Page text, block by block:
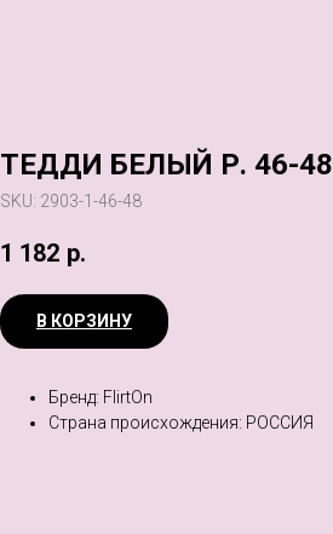
ТЕДДИ БЕЛЫЙ Р. 46-48
SKU: 2903-1-46-48
1 182 р.
В КОРЗИНУ
Бренд: FlirtOn
Страна происхождения: РОССИЯ